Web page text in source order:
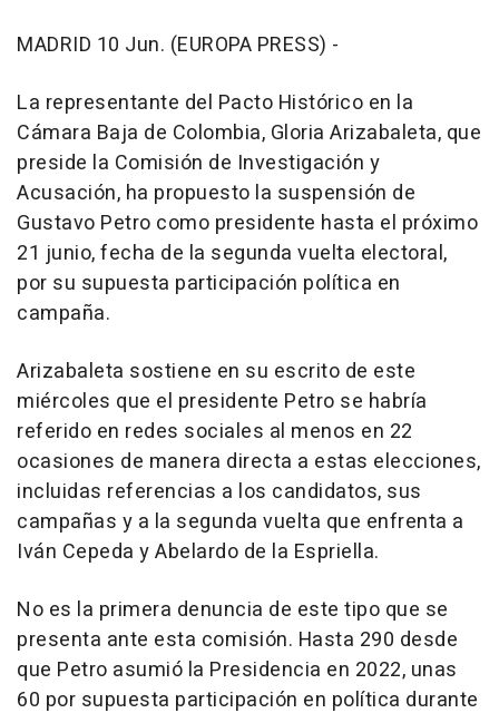
MADRID 10 Jun. (EUROPA PRESS) -
La representante del Pacto Histórico en la
Cámara Baja de Colombia, Gloria Arizabaleta, que
preside la Comisión de Investigación y
Acusación, ha propuesto la suspensión de
Gustavo Petro como presidente hasta el próximo
21 junio, fecha de la segunda vuelta electoral,
por su supuesta participación política en
campaña.
Arizabaleta sostiene en su escrito de este
miércoles que el presidente Petro se habría
referido en redes sociales al menos en 22
ocasiones de manera directa a estas elecciones,
incluidas referencias a los candidatos, sus
campañas y a la segunda vuelta que enfrenta a
Iván Cepeda y Abelardo de la Espriella.
No es la primera denuncia de este tipo que se
presenta ante esta comisión. Hasta 290 desde
que Petro asumió la Presidencia en 2022, unas
60 por supuesta participación en política durante